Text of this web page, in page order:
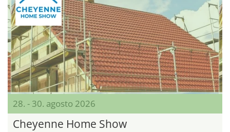
28. - 30. agosto 2026
Cheyenne Home Show